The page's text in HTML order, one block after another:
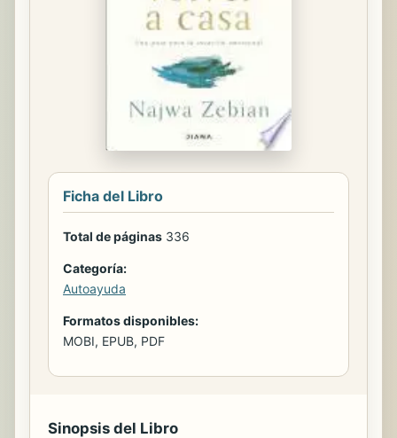
Ficha del Libro
Total de páginas 336
Categoría:
Autoayuda
Formatos disponibles:
MOBI, EPUB, PDF
Sinopsis del Libro